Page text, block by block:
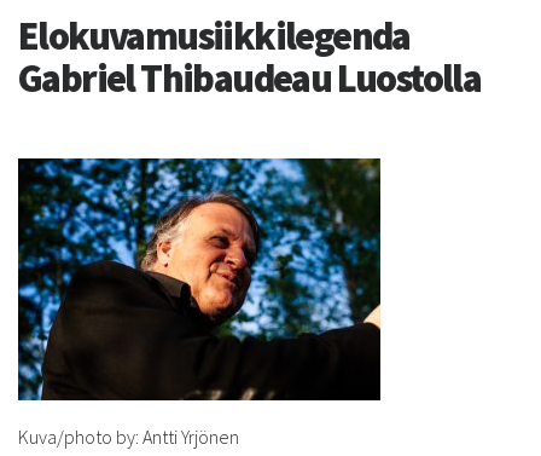
Elokuvamusiikkilegenda
Gabriel Thibaudeau Luostolla
Kuva/photo by: Antti Yrjönen